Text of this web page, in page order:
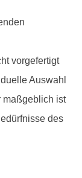
vorgefertigt
Auswahl
maßgeblich ist
des